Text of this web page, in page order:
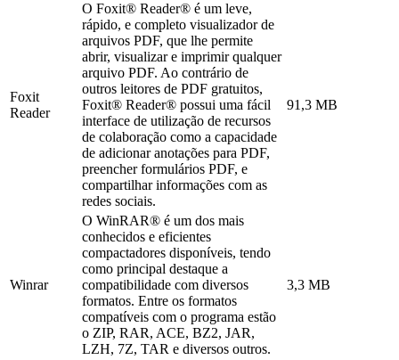
Foxit
Reader
O Foxit® Reader® é um leve,
rápido, e completo visualizador de
arquivos PDF, que lhe permite
abrir, visualizar e imprimir qualquer
arquivo PDF. Ao contrário de
outros leitores de PDF gratuitos,
Foxit® Reader® possui uma fácil
interface de utilização de recursos
de colaboração como a capacidade
de adicionar anotações para PDF,
preencher formulários PDF, e
compartilhar informações com as
redes sociais.
91,3 MB
Winrar
O WinRAR® é um dos mais
conhecidos e eficientes
compactadores disponíveis, tendo
como principal destaque a
compatibilidade com diversos
formatos. Entre os formatos
compatíveis com o programa estão
o ZIP, RAR, ACE, BZ2, JAR,
LZH, 7Z, TAR e diversos outros.
3,3 MB